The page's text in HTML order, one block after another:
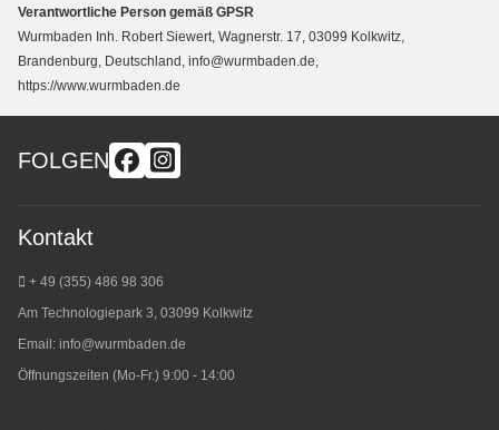
Verantwortliche Person gemäß GPSR
Wurmbaden Inh. Robert Siewert, Wagnerstr. 17, 03099 Kolkwitz,
Brandenburg, Deutschland, info@wurmbaden.de,
https://www.wurmbaden.de
FOLGEN
Kontakt
+ 49 (355) 486 98 306
Am Technologiepark 3, 03099 Kolkwitz
Email: info@wurmbaden.de
Öffnungszeiten (Mo-Fr.) 9:00 - 14:00